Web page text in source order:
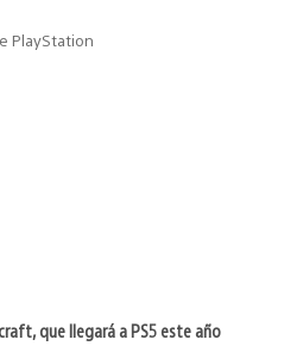
PlayStation
que llegará a PS5 este año